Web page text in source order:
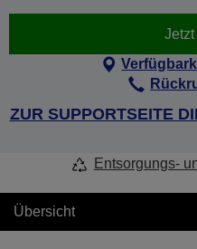
ZUR SUPPORTSEITE
Entsorgungs-
Übersicht